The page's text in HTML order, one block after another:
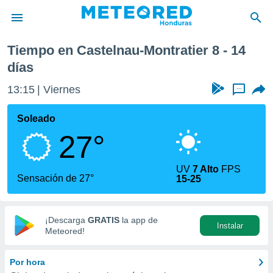
de
para
que se
calidad.
las
y
forma
basada
Tiempo en Castelnau-Montratier 8 - 14
días
13:15 Viernes ...
Soleado
27°
Sensación de 27°
UV7 Alto FPS
15-25
¡Descarga GRATIS la app de
Meteored!
Instalar
Por hora